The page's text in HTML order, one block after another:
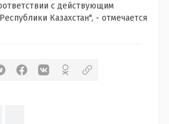
с действующим
Казахстан", - отмечается